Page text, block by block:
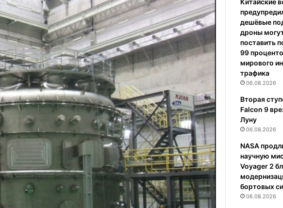
Китайские
дешёвые
дроны
поставить
99
мирового
трафика
06.08.2026
Вторая
Falcon 9
Луну
06.08.2026
NASA
научную
Voyager 2
бортовых
06.08.2026